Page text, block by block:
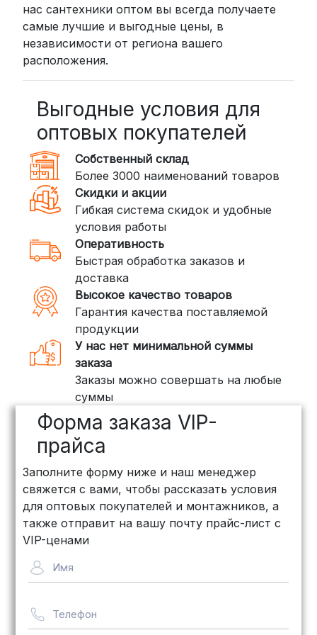
пункта выдачи (от 2 дней) или
курьером до двери (от 3 дней).
Стоимость начинается от300
рублей
пунктов выдачи или курьером.
Сроки — от 2 дней, стоимость — от
350 рублей
DPD: Международная служба
доставки, которая работает и
внутри России. Сроки — от 2 дней,
стоимость — от 400 рублей
3. Доставка крупногабаритных грузов
(ПЭК, КИТ, Байкал Сервис)
Если ваш заказ включает большие или
тяжелые товары, мы рекомендуем
воспользоваться услугами компаний,
специализирующихся на доставке
грузов:
ПЭК: Сроки доставки — от 3 до 10
дней, стоимость рассчитывается
индивидуально (минимум
рублей
объемных заказов. Сроки — от 3
дней, стоимость — от500 рублей
Байкал Сервис: Идеально подходит
для крупногабаритных товаров.
рассчитывается индивидуально
Важно! Мы заботимся о том, чтобы
нас сантехники оптом вы всегда получаете
самые лучшие и выгодные цены, в
независимости от региона вашего
расположения.
Выгодные условия для
оптовых покупателей
Собственный склад
Более 3000 наименований товаров
Скидки и акции
Гибкая система скидок и удобные
условия работы
Оперативность
Быстрая обработка заказов и
доставка
Высокое качество товаров
Гарантия качества поставляемой
продукции
У нас нет минимальной суммы
заказа
Заказы можно совершать на любые
суммы
Форма заказа VIP-
прайса
Заполните форму ниже и наш менеджер
свяжется с вами, чтобы рассказать условия
для оптовых покупателей и монтажников, а
также отправит на вашу почту прайс-лист с
VIP-ценами
Имя
Телефон